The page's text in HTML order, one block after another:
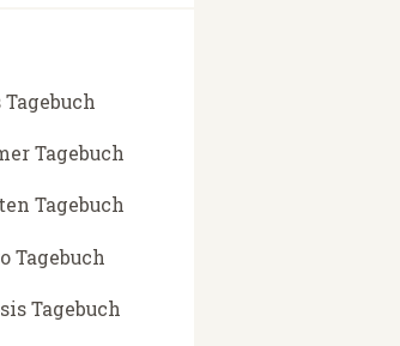
Tagebuch
Tagebuch
Tagebuch
Tagebuch